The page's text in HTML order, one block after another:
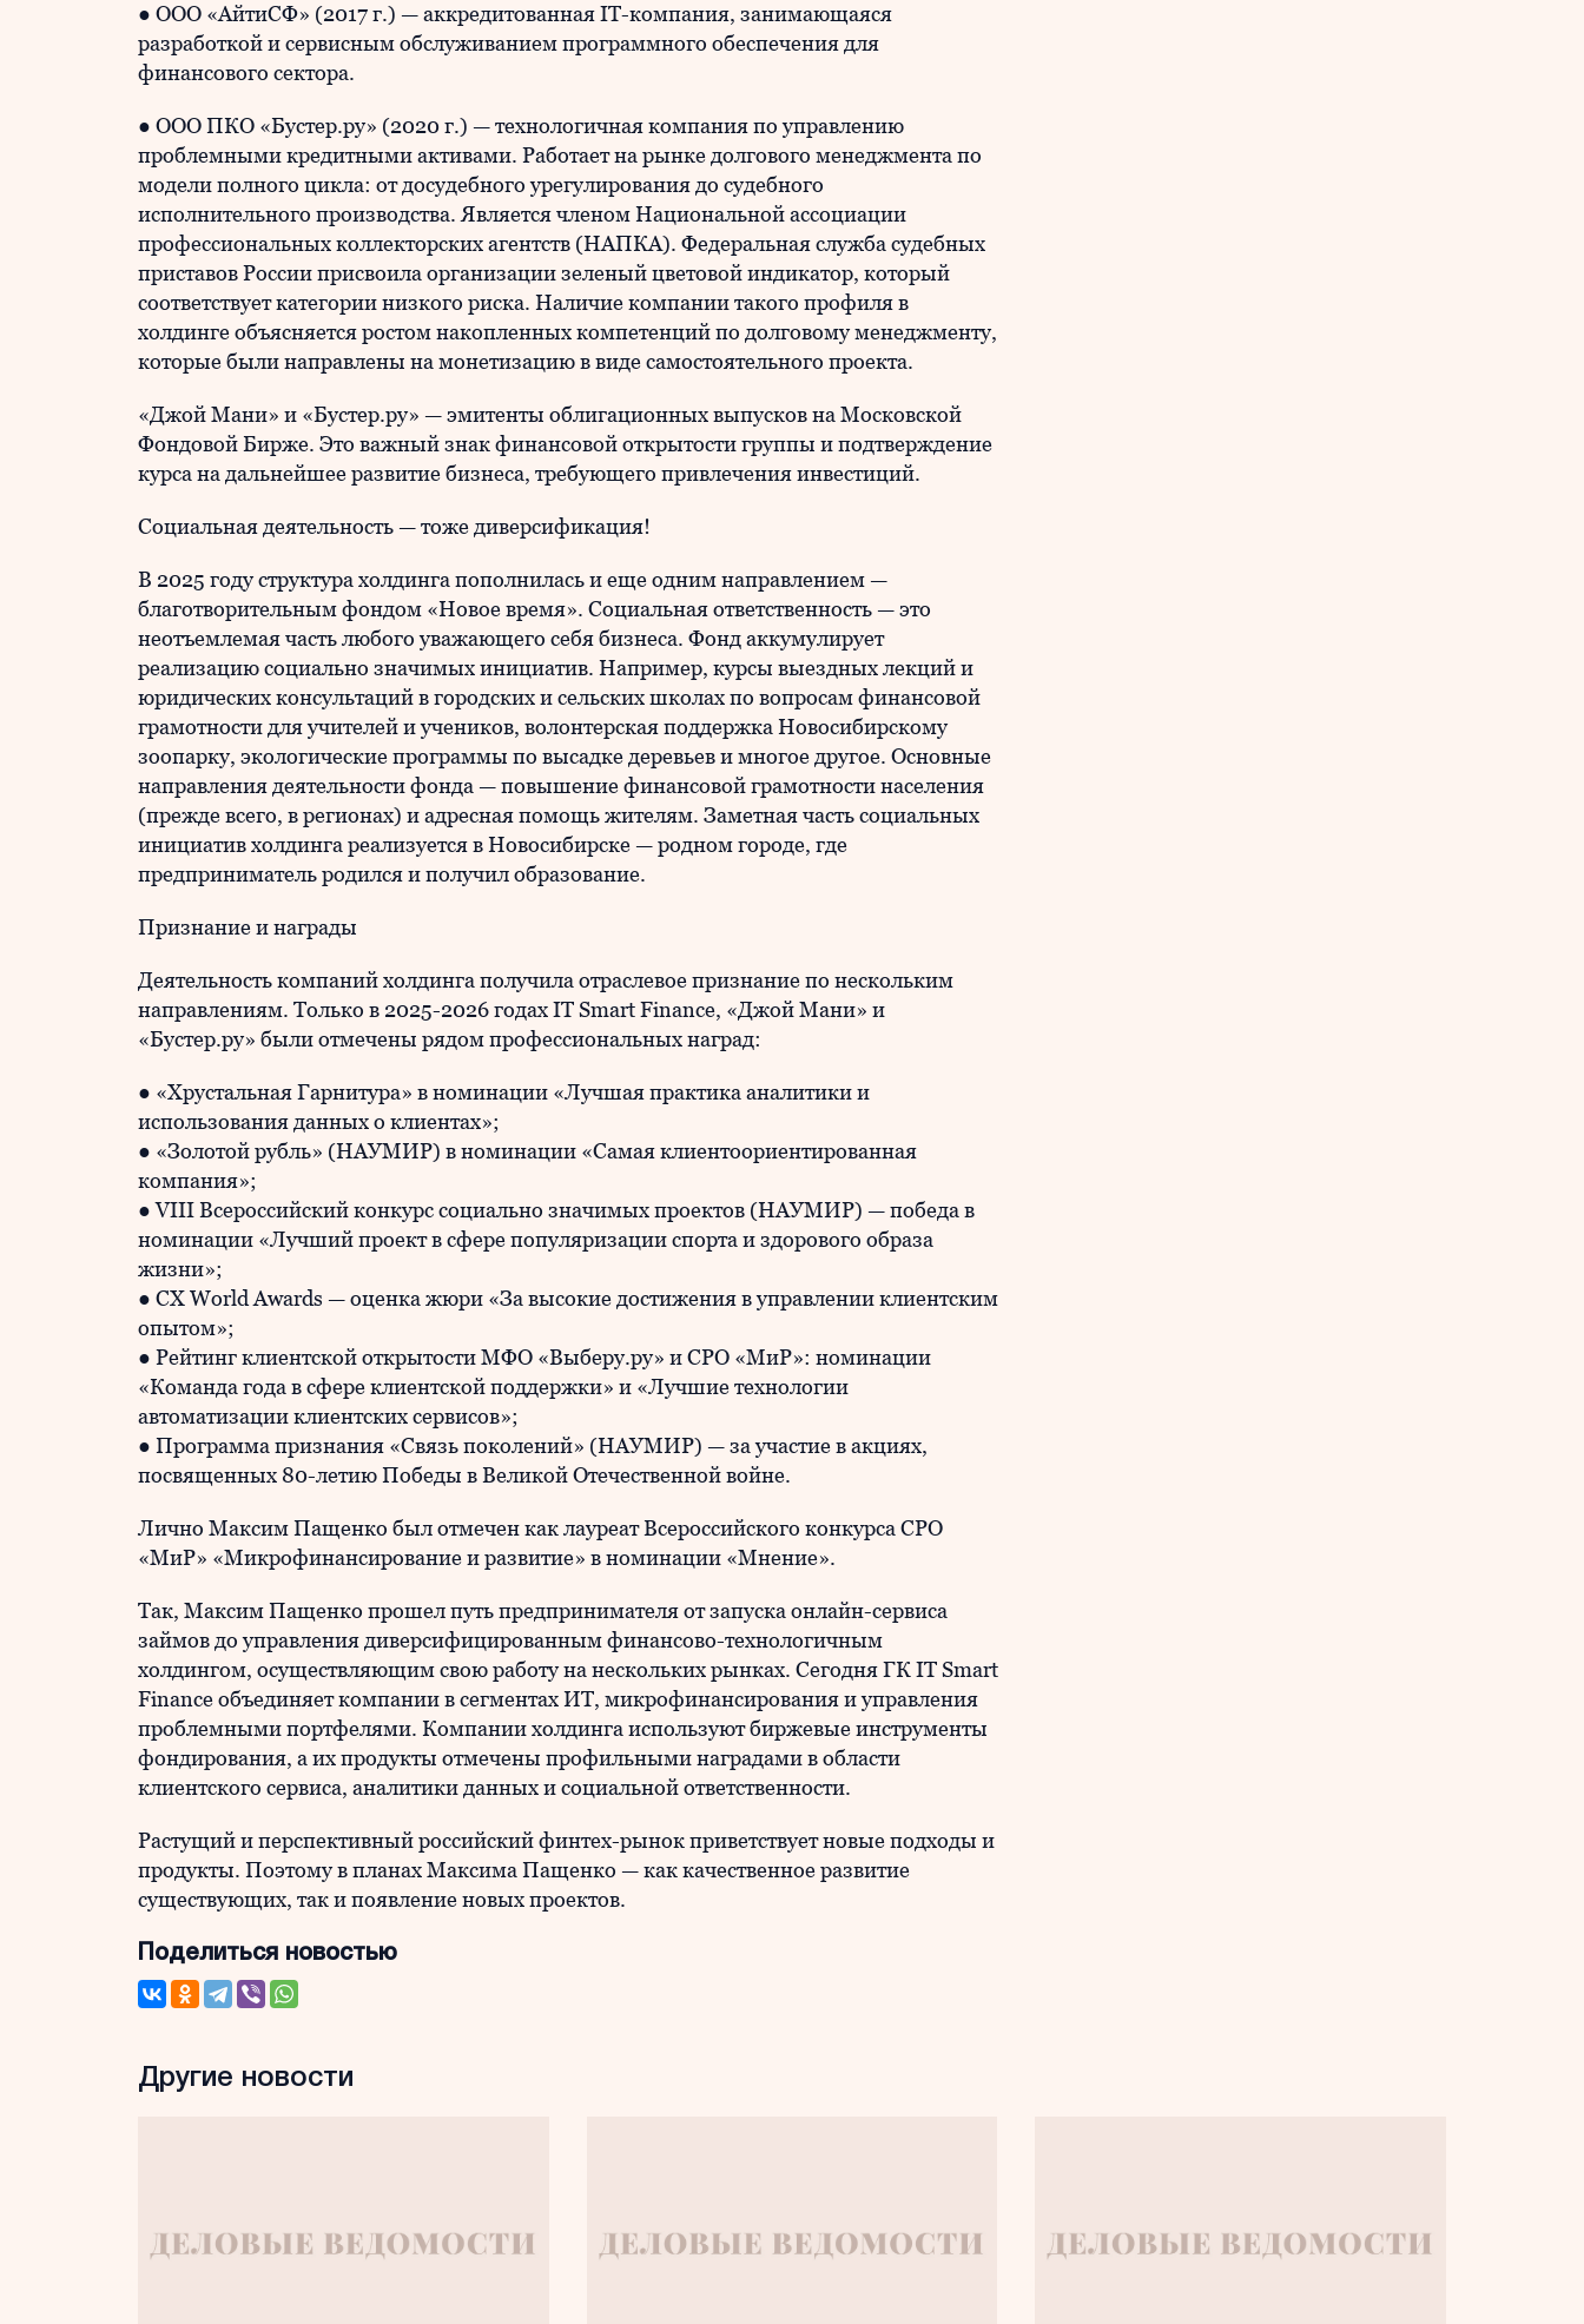
● ООО «АйтиСФ» (2017 г.) — аккредитованная IT-компания, занимающаяся
разработкой и сервисным обслуживанием программного обеспечения для
финансового сектора.
● ООО ПКО «Бустер.ру» (2020 г.) — технологичная компания по управлению
проблемными кредитными активами. Работает на рынке долгового менеджмента по
модели полного цикла: от досудебного урегулирования до судебного
исполнительного производства. Является членом Национальной ассоциации
профессиональных коллекторских агентств (НАПКА). Федеральная служба судебных
приставов России присвоила организации зеленый цветовой индикатор, который
соответствует категории низкого риска. Наличие компании такого профиля в
холдинге объясняется ростом накопленных компетенций по долговому менеджменту,
которые были направлены на монетизацию в виде самостоятельного проекта.
«Джой Мани» и «Бустер.ру» — эмитенты облигационных выпусков на Московской
Фондовой Бирже. Это важный знак финансовой открытости группы и подтверждение
курса на дальнейшее развитие бизнеса, требующего привлечения инвестиций.
Социальная деятельность — тоже диверсификация!
В 2025 году структура холдинга пополнилась и еще одним направлением —
благотворительным фондом «Новое время». Социальная ответственность — это
неотъемлемая часть любого уважающего себя бизнеса. Фонд аккумулирует
реализацию социально значимых инициатив. Например, курсы выездных лекций и
юридических консультаций в городских и сельских школах по вопросам финансовой
грамотности для учителей и учеников, волонтерская поддержка Новосибирскому
зоопарку, экологические программы по высадке деревьев и многое другое. Основные
направления деятельности фонда — повышение финансовой грамотности населения
(прежде всего, в регионах) и адресная помощь жителям. Заметная часть социальных
инициатив холдинга реализуется в Новосибирске — родном городе, где
предприниматель родился и получил образование.
Признание и награды
Деятельность компаний холдинга получила отраслевое признание по нескольким
направлениям. Только в 2025-2026 годах IT Smart Finance, «Джой Мани» и
«Бустер.ру» были отмечены рядом профессиональных наград:
● «Хрустальная Гарнитура» в номинации «Лучшая практика аналитики и
использования данных о клиентах»;
● «Золотой рубль» (НАУМИР) в номинации «Самая клиентоориентированная
компания»;
● VIII Всероссийский конкурс социально значимых проектов (НАУМИР) — победа в
номинации «Лучший проект в сфере популяризации спорта и здорового образа
жизни»;
● CX World Awards — оценка жюри «За высокие достижения в управлении клиентским
опытом»;
● Рейтинг клиентской открытости МФО «Выберу.ру» и СРО «МиР»: номинации
«Команда года в сфере клиентской поддержки» и «Лучшие технологии
автоматизации клиентских сервисов»;
● Программа признания «Связь поколений» (НАУМИР) — за участие в акциях,
посвященных 80-летию Победы в Великой Отечественной войне.
Лично Максим Пащенко был отмечен как лауреат Всероссийского конкурса СРО
«МиР» «Микрофинансирование и развитие» в номинации «Мнение».
Так, Максим Пащенко прошел путь предпринимателя от запуска онлайн-сервиса
займов до управления диверсифицированным финансово-технологичным
холдингом, осуществляющим свою работу на нескольких рынках. Сегодня ГК IT Smart
Finance объединяет компании в сегментах ИТ, микрофинансирования и управления
проблемными портфелями. Компании холдинга используют биржевые инструменты
фондирования, а их продукты отмечены профильными наградами в области
клиентского сервиса, аналитики данных и социальной ответственности.
Растущий и перспективный российский финтех-рынок приветствует новые подходы и
продукты. Поэтому в планах Максима Пащенко — как качественное развитие
существующих, так и появление новых проектов.
Поделиться новостью
Другие новости